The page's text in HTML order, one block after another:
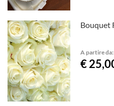
Bouquet
A partire da:
€